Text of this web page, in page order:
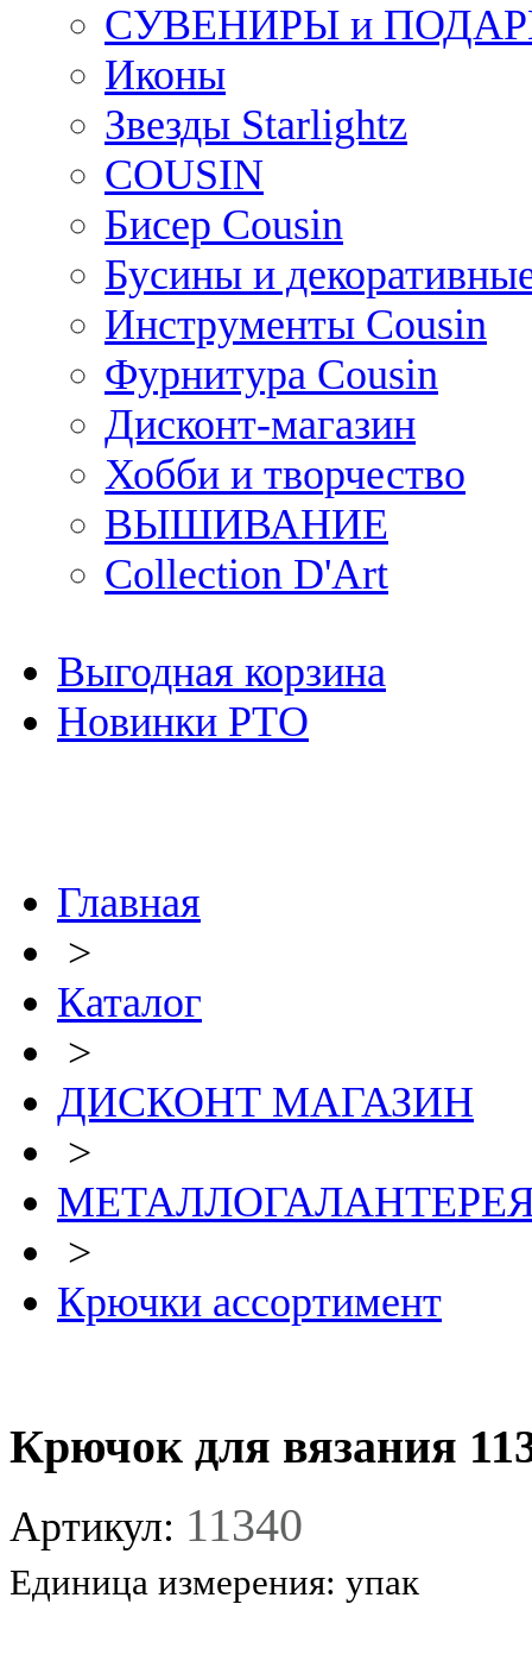
СУВЕНИРЫ и
Иконы
Звезды Starlightz
COUSIN
Бисер Cousin
Бусины и
Инструменты Cousin
Фурнитура Cousin
Дисконт-магазин
Хобби и творчество
ВЫШИВАНИЕ
Collection D'Art
Выгодная корзина
Новинки РТО
Главная
>
Каталог
>
ДИСКОНТ МАГАЗИН
>
>
Крючки ассортимент
Крючок для вязания
Артикул: 11340
Единица измерения: упак